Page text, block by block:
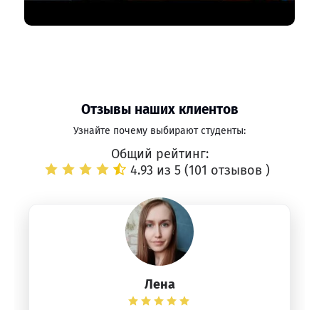
Отзывы наших клиентов
Узнайте почему выбирают студенты:
Общий рейтинг:
4.93 из 5 (101 отзывов )
Лена